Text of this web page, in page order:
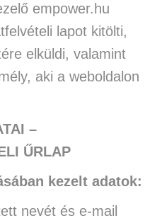
empower.hu
lapot kitölti,
elküldi, valamint
aki a weboldalon
–
ŰRLAP
kezelt adatok:
nevét és e-mail